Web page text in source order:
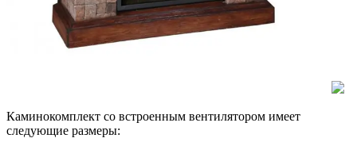
Каминокомплект со встроенным вентилятором имеет
следующие размеры: